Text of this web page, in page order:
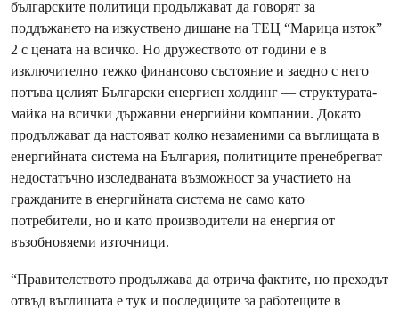
българските политици продължават да говорят за
поддъжането на изкуствено дишане на ТЕЦ “Марица изток”
2 с цената на всичко. Но дружеството от години е в
изключително тежко финансово състояние и заедно с него
потъва целият Български енергиен холдинг — структурата-
майка на всички държавни енергийни компании. Докато
продължават да настояват колко незаменими са въглищата в
енергийната система на България, политиците пренебрегват
недостатъчно изследваната възможност за участието на
гражданите в енергийната система не само като
потребители, но и като производители на енергия от
възобновяеми източници.
“Правителството продължава да отрича фактите, но преходът
отвъд въглищата е тук и последиците за работещите в